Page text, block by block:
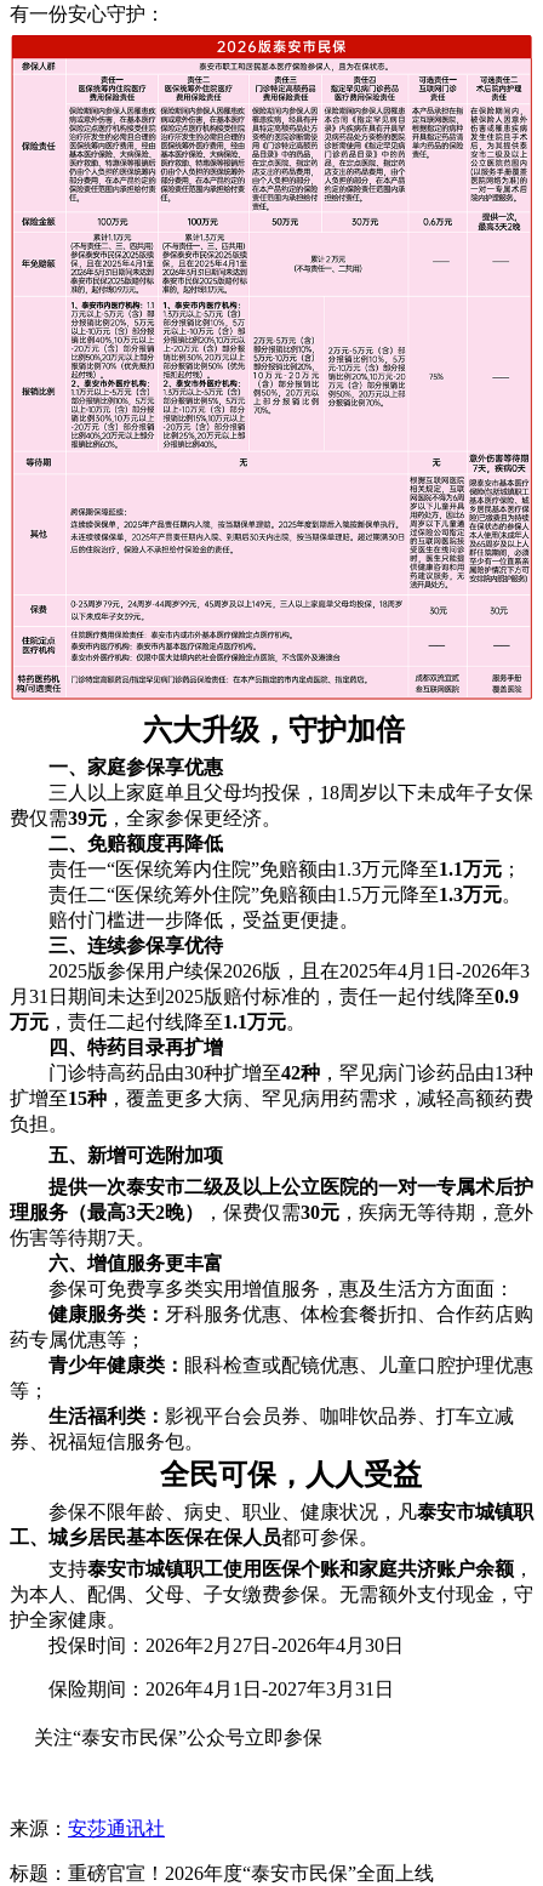
有一份安心守护：
六大升级，守护加倍
一、 家庭参保享优惠
三人以上家庭单且父母均投保，18周岁以下未成年子女保
费仅需39元 ，全家参保更经济。
二、 免赔额度再降低
责任一“医保统筹内住院”免赔额由1.3万元降至1.1万元 ；
责任二“医保统筹外住院”免赔额由1.5万元降至1.3万元。
赔付门槛进一步降低，受益更便捷。
三、 连续参保享优待
2025版参保用户续保2026版，且在2025年4月1日-2026年3
月31日期间未达到2025版赔付标准的，责任一起付线降至0.9
万元 ，责任二起付线降至1.1万元。
四、 特药目录再扩增
门诊特高药品由30种扩增至42种 ，罕见病门诊药品由13种
扩增至15种 ，覆盖更多大病、罕见病用药需求，减轻高额药费
负担。
五、 新增可选附加项
提供一次泰安市二级及以上公立医院的一对一专属术后护
理服务（最高3天2晚）
，保费仅需30元 ，疾病无等待期，意外
伤害等待期7天。
六、 增值服务更丰富
参保可免费享多类实用增值服务，惠及生活方方面面：
健康服务类： 牙科服务优惠、体检套餐折扣、合作药店购
药专属优惠等；
青少年健康类： 眼科检查或配镜优惠、儿童口腔护理优惠
等；
生活福利类： 影视平台会员券、咖啡饮品券、打车立减
券、祝福短信服务包。
全民可保，人人受益
参保不限年龄、病史、职业、健康状况，凡泰安市城镇职
工、城乡居民基本医保在保人员都可参保。
支持泰安市城镇职工使用医保个账和家庭共济账户余额 ，
为本人、配偶、父母、子女缴费参保。无需额外支付现金，守
护全家健康。
投保时间： 2026年2月27日-2026年4月30日
保险期间： 2026年4月1日-2027年3月31日
关注“泰安市民保”公众号立即参保
来源： 安莎通讯社
标题：重磅官宣！2026年度“泰安市民保”全面上线